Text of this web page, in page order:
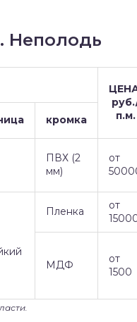
Неполодь
п.м.
кромка
ПВХ (2
мм)
от
Пленка
от
МДФ
от
1500